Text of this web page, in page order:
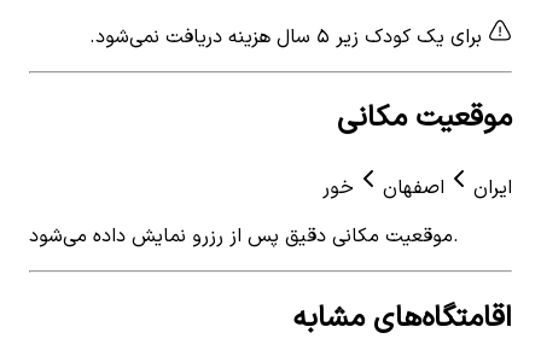
برای یک کودک زیر ۵ سال هزینه دریافت نمی‌شود.
موقعیت مکانی
ایران اصفهان
خور
موقعیت مکانی دقیق پس از رزرو نمایش داده می‌شود.
اقامتگاه‌های مشابه